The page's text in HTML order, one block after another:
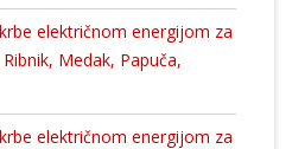
električnom energijom za
Medak, Papuča,
električnom energijom za